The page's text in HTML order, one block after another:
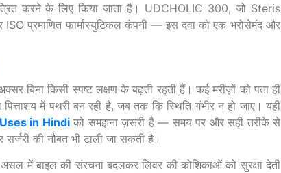
करने के लिए किया जाता है। UDCHOLIC 300, जो Steris
प्रमाणित फार्मास्युटिकल कंपनी — इस दवा को एक भरोसेमंद और
बिना किसी स्पष्ट लक्षण के बढ़ती रहती हैं। कई मरीज़ों को पता ही
में पथरी बन रही है, जब तक कि स्थिति गंभीर न हो जाए। यही
in Hindi को समझना ज़रूरी है — समय पर और सही तरीके से
की नौबत भी टाली जा सकती है।
में बाइल की संरचना बदलकर लिवर की कोशिकाओं को सुरक्षा देती